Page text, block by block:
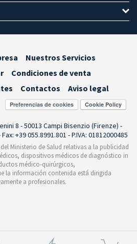
Nuestros Servicios
Condiciones de venta
Contactos
Aviso legal
Preferencias de cookies
8 - 50013 Campi Bisenzio (Firenze) -
+39 055.8991.801 - P.IVA: 01812000485
Ministerio de Salud relativas a la publicidad
dispositivos médicos de diagnóstico in
médico-quirúrgicos,
la información contenida está dirigida
a profesionales.